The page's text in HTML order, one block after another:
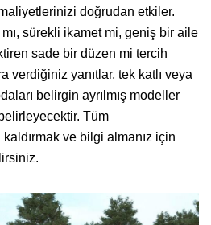
doğrudan etkiler.
sürekli ikamet mi, geniş bir aile
sade bir düzen mi tercih
verdiğiniz yanıtlar, tek katlı veya
belirgin ayrılmış modeller
Tüm
ve bilgi almanız için